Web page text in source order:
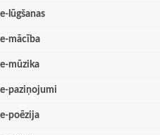
e-lūgšanas
e-mācība
e-mūzika
e-paziņojumi
e-poēzija